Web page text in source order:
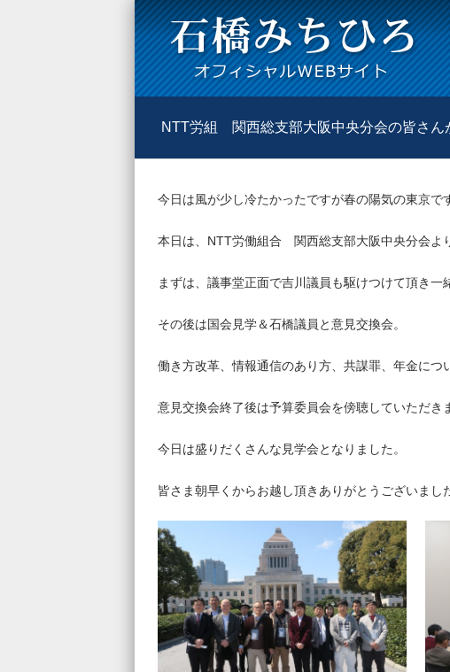
NTT労組 関西総支部大阪中央分会の皆さん
今日は風が少し冷たかったですが春の陽気の東京で
本日は、 NTT労働組合 関西総支部大阪中央分会よ
まずは、議事堂正面で吉川議員も駆けつけて頂き一
その後は国会見学＆石橋議員と意見交換会。
働き方改革、情報通信のあり方、共謀罪、年金につ
意見交換会終了後は予算委員会を傍聴していただき
今日は盛りだくさんな見学会となりました。
皆さま朝早くからお越し頂きありがとうございまし